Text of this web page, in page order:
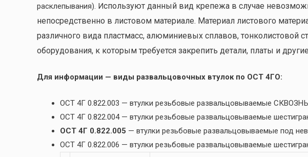
расклепывания). Используют данный вид крепежа в случае
непосредственно в листовом материале. Материал листового
различного вида пластмасс, алюминиевых сплавов, тонколистовой
оборудования, к которым требуется закрепить детали, платы и
Для информации — виды развальцовочных втулок по ОСТ 4ГО:
ОСТ 4Г 0.822.003 — втулки резьбовые развальцовываемые
ОСТ 4Г 0.822.004 — втулки резьбовые развальцовываемые
ОСТ 4Г 0.822.005 — втулки резьбовые развальцовываемые под
ОСТ 4Г 0.822.006 — втулки резьбовые развальцовываемые